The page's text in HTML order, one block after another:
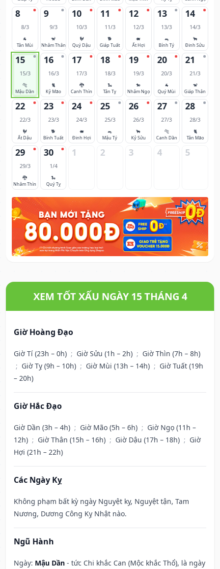
8
8/3
🐐
Tân Mùi
9
9/3
🐒
Nhâm Thân
10
10/3
🐓
Quý Dậu
11
11/3
🐕
Giáp Tuất
12
12/3
🐖
Ất Hợi
13
13/3
🐀
Bính Tý
14
14/3
🐂
Đinh Sửu
15
15/3
🐅
Mậu Dần
16
16/3
🐈
Kỷ Mão
17
17/3
🐉
Canh Thìn
18
18/3
🐍
Tân Tỵ
19
19/3
🐎
Nhâm Ngọ
20
20/3
🐐
Quý Mùi
21
21/3
🐒
Giáp Thân
22
22/3
🐓
Ất Dậu
23
23/3
🐕
Bính Tuất
24
24/3
🐖
Đinh Hợi
25
25/3
🐀
Mậu Tý
26
26/3
🐂
Kỷ Sửu
27
27/3
🐅
Canh Dần
28
28/3
🐈
Tân Mão
29
29/3
🐉
Nhâm Thìn
30
1/4
🐍
Quý Tỵ
1 2 3 4 5
XEM TỐT XẤU NGÀY 15 THÁNG 4
Giờ Hoàng Đạo
Giờ Tí (23h – 0h) ; Giờ Sửu (1h – 2h) ; Giờ Thìn (7h – 8h)
; Giờ Tỵ (9h – 10h) ; Giờ Mùi (13h – 14h) ; Giờ Tuất (19h
– 20h)
Giờ Hắc Đạo
Giờ Dần (3h – 4h) ; Giờ Mão (5h – 6h) ; Giờ Ngọ (11h –
12h) ; Giờ Thân (15h – 16h) ; Giờ Dậu (17h – 18h) ; Giờ
Hợi (21h – 22h)
Các Ngày Kỵ
Không phạm bất kỳ ngày Nguyệt kỵ, Nguyệt tận, Tam
Nương, Dương Công Kỵ Nhật nào.
Ngũ Hành
Ngày: Mậu Dần - tức Chi khắc Can (Mộc khắc Thổ), là ngày